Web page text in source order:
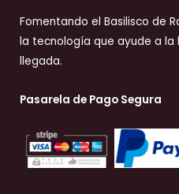
Fomentando el Basilisco de
la tecnología que ayude a la
llegada.
Pasarela de Pago Segura